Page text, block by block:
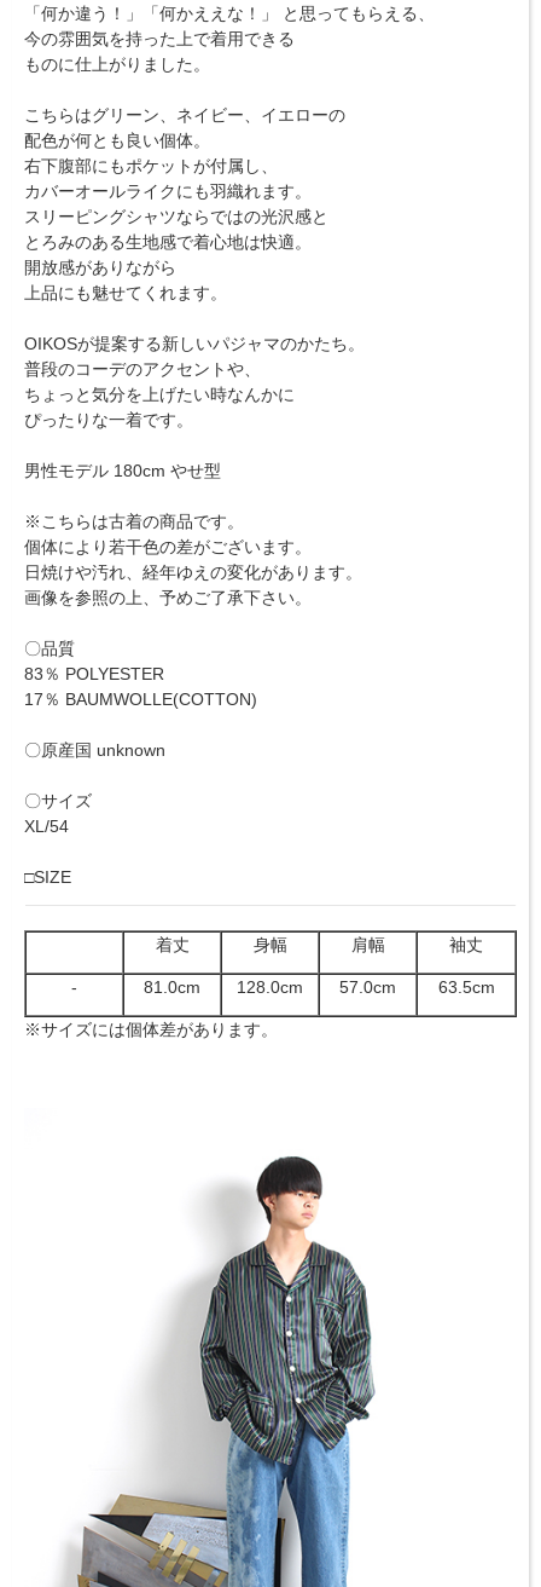
「何か違う！」「何かええな！」 と思ってもらえる、
今の雰囲気を持った上で着用できる
ものに仕上がりました。
こちらはグリーン、ネイビー、イエローの
配色が何とも良い個体。
右下腹部にもポケットが付属し、
カバーオールライクにも羽織れます。
スリーピングシャツならではの光沢感と
とろみのある生地感で着心地は快適。
開放感がありながら
上品にも魅せてくれます。
OIKOSが提案する新しいパジャマのかたち。
普段のコーデのアクセントや、
ちょっと気分を上げたい時なんかに
ぴったりな一着です。
男性モデル 180cm やせ型
※こちらは古着の商品です。
個体により若干色の差がございます。
日焼けや汚れ、経年ゆえの変化があります。
画像を参照の上、予めご了承下さい。
〇品質
83％ POLYESTER
17％ BAUMWOLLE(COTTON)
〇原産国 unknown
〇サイズ
XL/54
□SIZE
着丈 身幅 肩幅 袖丈
- 81.0cm 128.0cm 57.0cm 63.5cm
※サイズには個体差があります。